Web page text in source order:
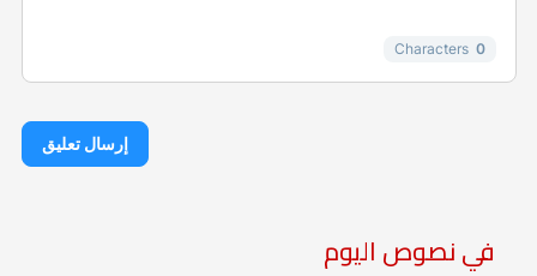
0
Characters
إرسال تعليق
في نصوص اليوم